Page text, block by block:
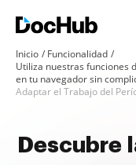
Inicio
Funcionalidad
Utiliza nuestras funciones
en tu navegador sin
Adaptar el Trabajo del
Descubre